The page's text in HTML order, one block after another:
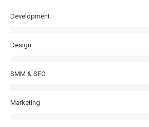
Development
Design
SMM & SEO
Marketing